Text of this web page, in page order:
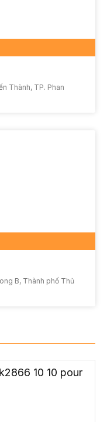
Thành, TP. Phan
B, Thành phố Thủ
10 10 pour